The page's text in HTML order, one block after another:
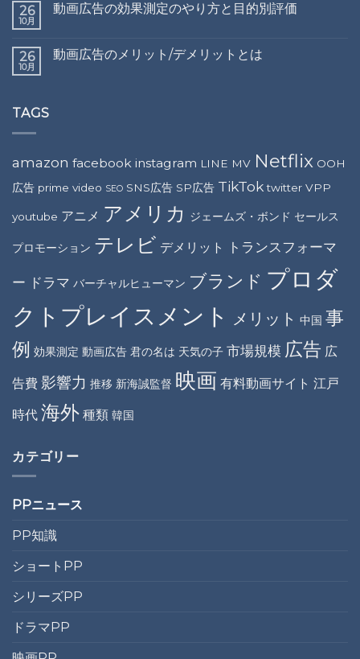
26
10月
動画広告の効果測定のやり方と目的別評価
26
10月
動画広告のメリット/デメリットとは
TAGS
amazon facebook instagram LINE MV Netflix OOH
広告 prime video SEO SNS広告 SP広告 TikTok twitter VPP
youtube アニメ アメリカ ジェームズ・ボンド セールス
プロモーション テレビ デメリット トランスフォーマ
ー ドラマ バーチャルヒューマン ブランド プロダ
クトプレイスメント
メリット 中国 事
例 効果測定 動画広告 君の名は 天気の子 市場規模 広告 広
告費 影響力 推移 新海誠監督 映画 有料動画サイト 江戸
時代 海外 種類 韓国
カテゴリー
PPニュース
PP知識
ショートPP
シリーズPP
ドラマPP